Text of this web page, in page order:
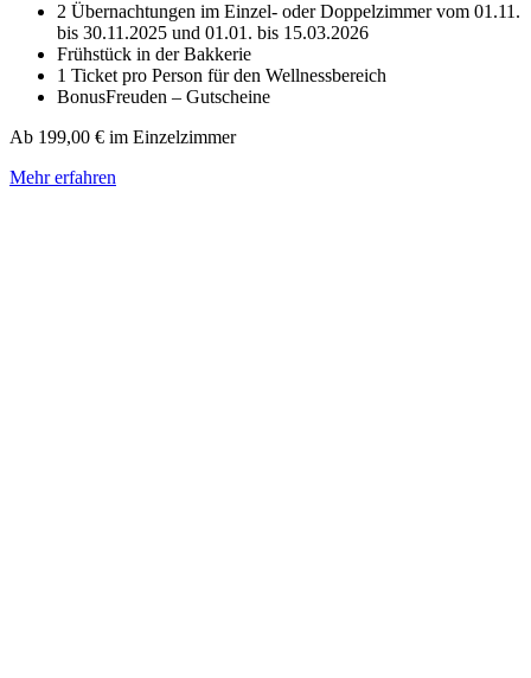
2 Übernachtungen im Einzel- oder Doppelzimmer vom 01.11.
bis 30.11.2025 und 01.01. bis 15.03.2026
Frühstück in der Bakkerie
1 Ticket pro Person für den Wellnessbereich
BonusFreuden – Gutscheine
Ab 199,00 € im Einzelzimmer
Mehr erfahren